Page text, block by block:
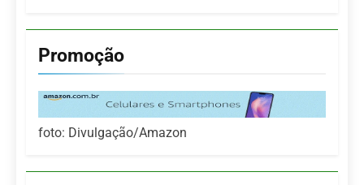
Promoção
foto: Divulgação/Amazon